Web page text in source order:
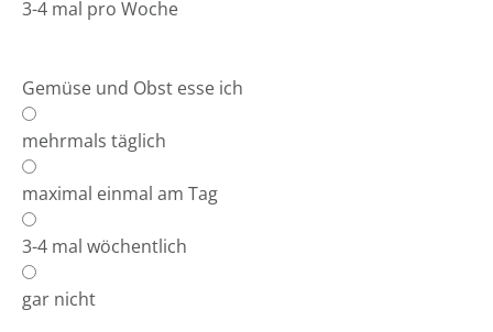
3-4 mal pro Woche
Gemüse und Obst esse ich
mehrmals täglich
maximal einmal am Tag
3-4 mal wöchentlich
gar nicht